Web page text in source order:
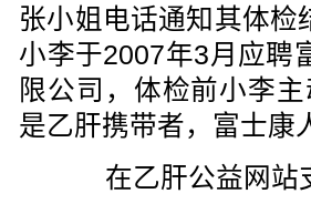
张小姐电话通知其体
小李于2007年3月应聘
限公司，体检前小李
是乙肝携带者，富士康
在乙肝公益网站